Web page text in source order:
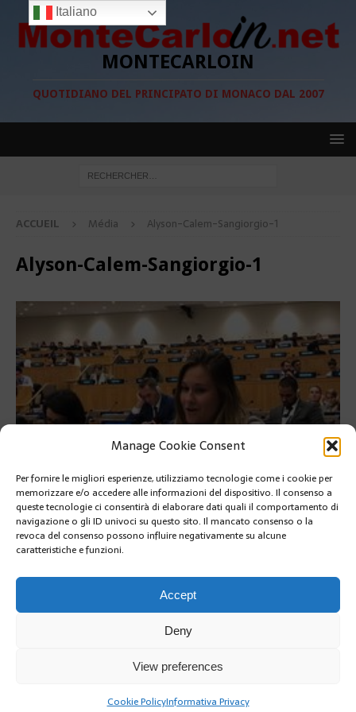
Manage Cookie Consent
Per fornire le migliori esperienze, utilizziamo tecnologie come i cookie per
memorizzare e/o accedere alle informazioni del dispositivo. Il consenso a
queste tecnologie ci consentirà di elaborare dati quali il comportamento di
navigazione o gli ID univoci su questo sito. Il mancato consenso o la
revoca del consenso possono influire negativamente su alcune
caratteristiche e funzioni.
Accept
Deny
View preferences
Cookie PolicyInformativa Privacy
MONTECARLOIN
QUOTIDIANO DEL PRINCIPATO DI MONACO DAL 2007
ACCUEIL Média Alyson-Calem-Sangiorgio-1
Alyson-Calem-Sangiorgio-1
Copyright @2019 | by Crivle
Italiano